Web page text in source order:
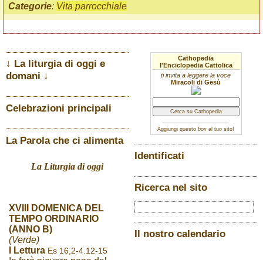
Categorie: Vita parrocchiale
↓ La liturgia di oggi e
domani ↓
Celebrazioni principali
La Parola che ci alimenta
La Liturgia di oggi
XVIII DOMENICA DEL
TEMPO ORDINARIO
(ANNO B)
(Verde)
I Lettura Es 16,2-4.12-15
Cathopedia
l'Enciclopedia Cattolica
ti invita a leggere la voce
Miracoli di Gesù
Aggiungi questo box al tuo sito!
Identificati
Ricerca nel sito
Il nostro calendario